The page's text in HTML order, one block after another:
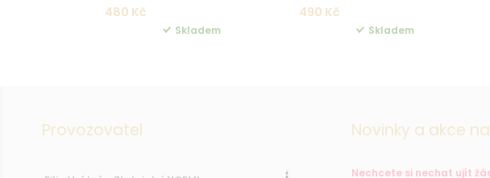
480 Kč
Skladem
490 Kč
Skladem
Provozovatel Novinky a akce
Nechcete si nechat ujít